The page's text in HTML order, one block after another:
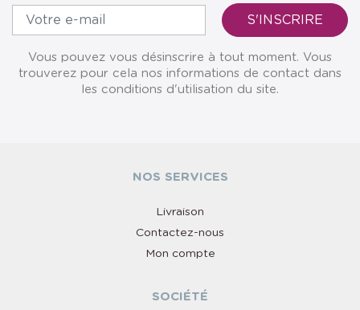
Vous pouvez vous désinscrire à tout moment. Vous
trouverez pour cela nos informations de contact dans
les conditions d'utilisation du site.
NOS SERVICES
Livraison
Contactez-nous
Mon compte
SOCIÉTÉ